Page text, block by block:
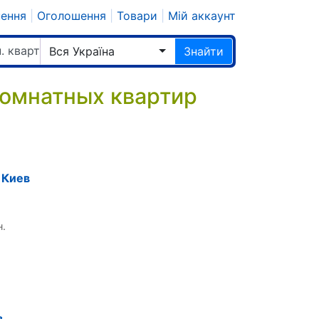
Оголошення Товари Мій аккаунт
квартирВся Україна Знайти
квартир
Киев